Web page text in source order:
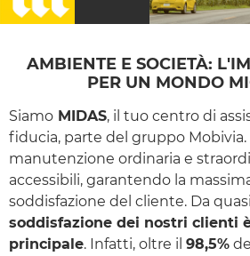
AMBIENTE E SOCIETÀ:
PER UN MONDO
Siamo MIDAS, il tuo centro di
fiducia, parte del gruppo Mobivia.
manutenzione ordinaria e
accessibili, garantendo la
soddisfazione del cliente. Da
soddisfazione dei nostri clienti
principale. Infatti, oltre il 98,5%